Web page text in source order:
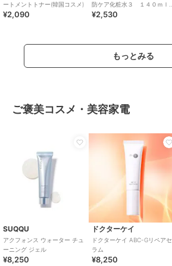
ートメントトナー(韓国コスメ)
¥2,090
防ケア化粧水３ １４０ｍｌ
【医薬部外品】
¥2,530
もっとみる
ご褒美コスメ・美容家電
SUQQU
アクフォンス ウォーター チュ
ーニング ジェル
¥8,250
ドクターケイ
ドクターケイ ABC-Gリペアセ
ラム
¥8,250